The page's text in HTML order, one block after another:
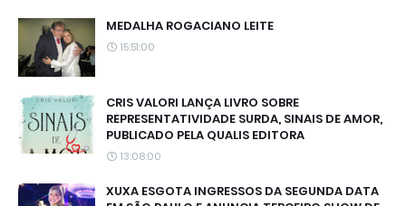
MEDALHA ROGACIANO LEITE
15:51:00
CRIS VALORI LANÇA LIVRO SOBRE
REPRESENTATIVIDADE SURDA, SINAIS DE AMOR,
PUBLICADO PELA QUALIS EDITORA
13:08:00
XUXA ESGOTA INGRESSOS DA SEGUNDA DATA